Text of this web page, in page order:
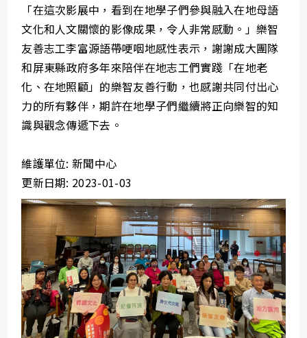
「在這次影展中，看到在地學子們參與融入在地母語
文化和人文關懷的影像成果，令人非常感動。」樂智
友善志工李富源語帶哽咽地感性表示，謝謝成大團隊
和屏東縣政府多年來陪伴在地志工們實踐「在地老
化、在地照顧」的樂智友善行動，也感謝共同付出心
力的所有夥伴，期許在地學子們繼續將正向樂智的知
識與觀念傳遞下去。
維護單位: 新聞中心
更新日期: 2023-01-03